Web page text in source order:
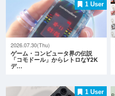
1 User
2026.07.30(Thu)
ゲーム・コンピュータ界の伝説
「コモドール」からレトロなY2K
デ…
1 User